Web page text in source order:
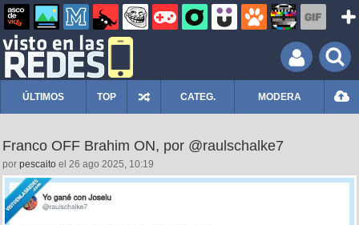
ÚLTIMOS TOP CATEG. MODERA
Franco OFF Brahim ON, por @raulschalke7
por pescaito el 26 ago 2025, 10:19